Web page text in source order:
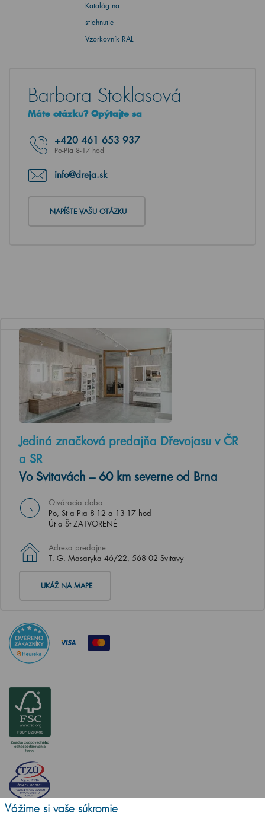
Katalóg na
stiahnutie
Vzorkovník RAL
Barbora Stoklasová
Máte otázku? Opýtajte sa
+420 461 653 937
Po-Pia 8-17 hod
info@dreja.sk
NAPÍŠTE VAŠU OTÁZKU
Jediná značková predajňa Dřevojasu v ČR
a SR
Vo Svitavách – 60 km severne od Brna
Otváracia doba
Po, St a Pia 8-12 a 13-17 hod
Út a Št ZATVORENÉ
Adresa predajne
T. G. Masaryka 46/22, 568 02 Svitavy
UKÁŽ NA MAPE
Vážime si vaše súkromie